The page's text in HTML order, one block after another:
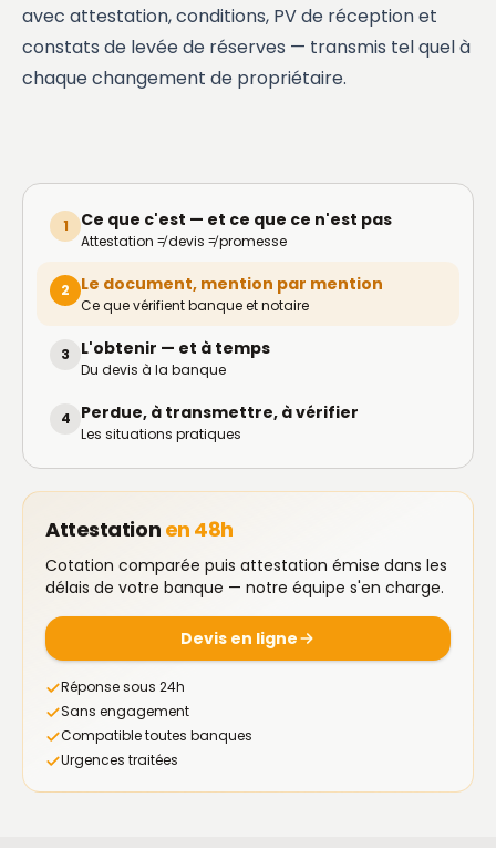
avec attestation, conditions, PV de réception et
constats de levée de réserves — transmis tel quel à
chaque changement de propriétaire.
1 Ce que c'est — et ce que ce n'est pas
Attestation ≠ devis ≠ promesse
2 Le document, mention par mention
Ce que vérifient banque et notaire
3 L'obtenir — et à temps
Du devis à la banque
4 Perdue, à transmettre, à vérifier
Les situations pratiques
Attestation en 48h
Cotation comparée puis attestation émise dans les
délais de votre banque — notre équipe s'en charge.
Devis en ligne
Réponse sous 24h
Sans engagement
Compatible toutes banques
Urgences traitées